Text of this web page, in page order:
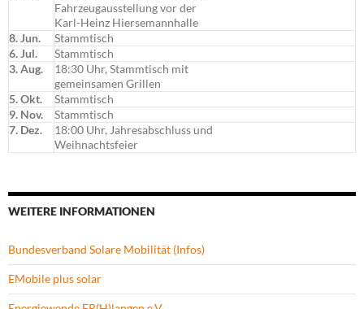
Fahrzeugausstellung vor der
Karl-Heinz Hiersemannhalle
8. Jun.
Stammtisch
6. Jul.
Stammtisch
3. Aug.
18:30 Uhr, Stammtisch mit
gemeinsamen Grillen
5. Okt.
Stammtisch
9. Nov.
Stammtisch
7. Dez.
18:00 Uhr, Jahresabschluss und
Weihnachtsfeier
WEITERE INFORMATIONEN
Bundesverband Solare Mobilität (Infos)
EMobile plus solar